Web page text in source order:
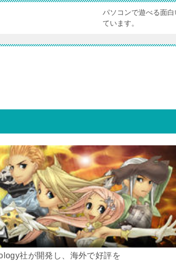
パソコンで遊べる面
ています。
社が開発し、海外で好評を